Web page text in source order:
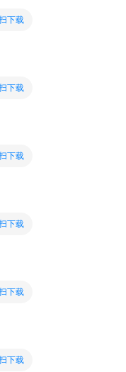
下载
下载
下载
下载
下载
下载